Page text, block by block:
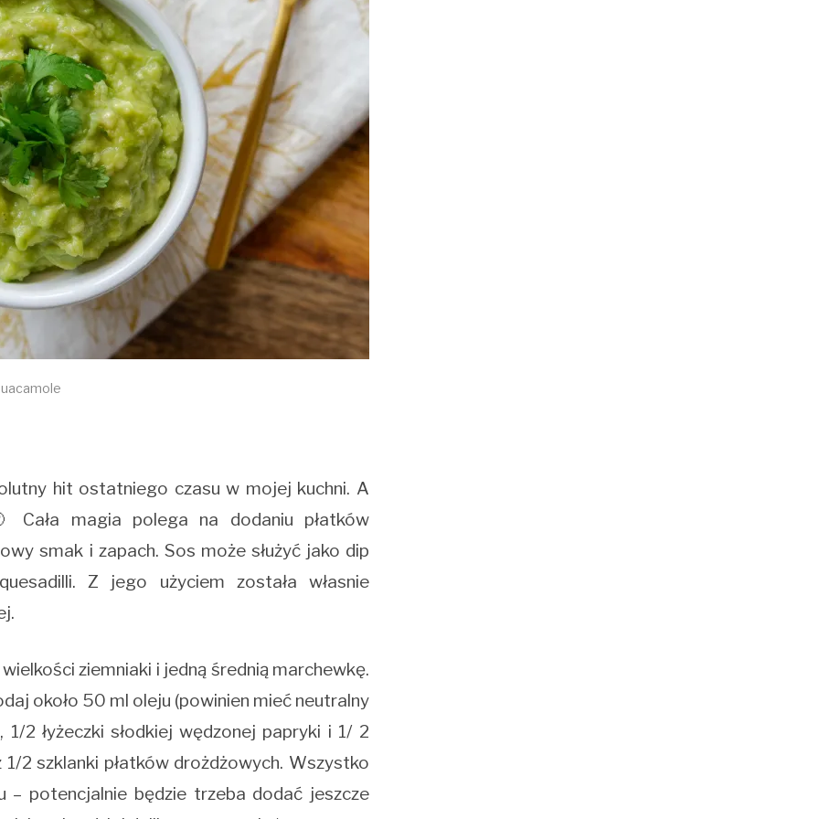
hit ostatniego czasu w mojej kuchni. A
Cała magia polega na dodaniu płatków
smak i zapach. Sos może służyć jako dip
Z jego użyciem została własnie
ziemniaki i jedną średnią marchewkę.
około 50 ml oleju (powinien mieć neutralny
1/2 łyżeczki słodkiej wędzonej papryki i 1/ 2
2 szklanki płatków drożdżowych. Wszystko
– potencjalnie będzie trzeba dodać jeszcze